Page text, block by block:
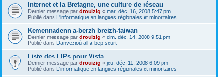
Internet et la Bretagne, une culture de réseau
Dernier message par drouizig « mar. déc. 16, 2008 5:47 pm
Publié dans L'informatique en langues régionales et minoritaires
Kemennadenn a-berzh breizh-taiwan
Dernier message par drouizig « dim. déc. 14, 2008 9:51 pm
Publié dans Danvezioù all a-bep seurt
Liste des LIPs pour Vista
Dernier message par drouizig « jeu. déc. 11, 2008 6:09 pm
Publié dans L'informatique en langues régionales et minoritaires